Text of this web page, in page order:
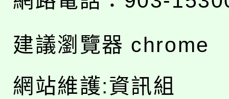
建議瀏覽器 chrome
網站維護:資訊組